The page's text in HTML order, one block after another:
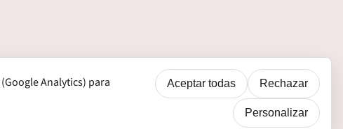
(Google Analytics) para
Aceptar todas Rechazar
Personalizar